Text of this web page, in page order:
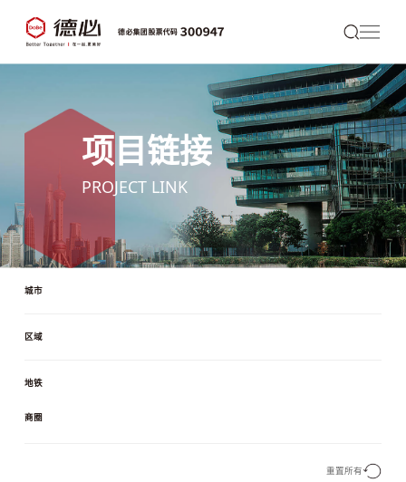
项目链接
PROJECT LINK
城市
区域
地铁
商圈
重置所有